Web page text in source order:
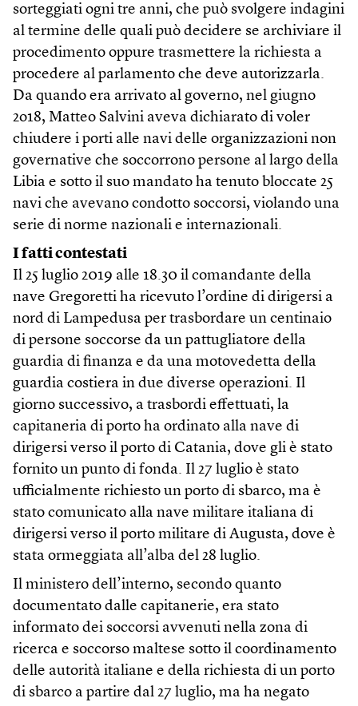
sorteggiati ogni tre anni, che può svolgere indagini
al termine delle quali può decidere se archiviare il
procedimento oppure trasmettere la richiesta a
procedere al parlamento che deve autorizzarla.
Da quando era arrivato al governo, nel giugno
2o18, Matteo Salvini aveva dichiarato di voler
chiudere i porti alle navi delle organizzazioni non
governative che soccorrono persone al largo della
Libia e sotto il suo mandato ha tenuto bloccate 25
navi che avevano condotto soccorsi, violando una
serie di norme nazionali e internazionali.
I fatti contestati
Il 25 luglio 2019 alle 18.30 il comandante della
nave Gregoretti ha ricevuto l’ordine di dirigersi a
nord di Lampedusa per trasbordare un centinaio
di persone soccorse da un pattugliatore della
guardia di finanza e da una motovedetta della
guardia costiera in due diverse operazioni. Il
giorno successivo, a trasbordi effettuati, la
capitaneria di porto ha ordinato alla nave di
dirigersi verso il porto di Catania, dove gli è stato
fornito un punto di fonda. Il 27 luglio è stato
ufficialmente richiesto un porto di sbarco, ma è
stato comunicato alla nave militare italiana di
dirigersi verso il porto militare di Augusta, dove è
stata ormeggiata all’alba del 28 luglio.
Il ministero dell’interno, secondo quanto
documentato dalle capitanerie, era stato
informato dei soccorsi avvenuti nella zona di
ricerca e soccorso maltese sotto il coordinamento
delle autorità italiane e della richiesta di un porto
di sbarco a partire dal 27 luglio, ma ha negato